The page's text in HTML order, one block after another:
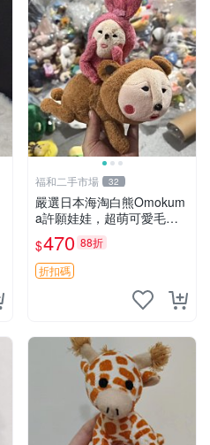
福和二手市場 32
嚴選日本海淘白熊Omokum
a許願娃娃，超萌可愛毛絨
公仔推薦收藏 白熊 Omoku
ma 毛絨玩具 偽裝娃娃 玩具
擺飾
$470 88折
折扣碼